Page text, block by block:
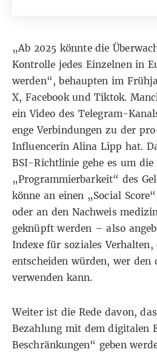
„Ab 2025 könnte die
Kontrolle jedes Einzelnen in
werden“, behaupten im
X, FacebookundTiktok.
ein Video desTelegram-
enge Verbindungen zu der
InfluencerinAlina Lipp hat.
BSI-Richtlinie gehe es um die
„Programmierbarkeit“ des
könne an einen „Social
oder an den Nachweis
geknüpft werden – also
Indexe für soziales Verhalten,
entscheiden würden, wer den
verwenden kann.
Weiter ist die Rede davon,
Bezahlung mit dem digitalen
Beschränkungen“ geben